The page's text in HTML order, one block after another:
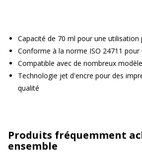
Capacité de 70 ml pour une utilisation
Conforme à la norme ISO 24711 pour
Compatible avec de nombreux
Technologie jet d'encre pour des
qualité
Produits fréquemment
ensemble